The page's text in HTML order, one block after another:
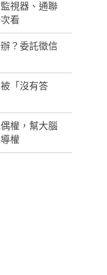
視器、通聯
看
？委託徵信
「沒有答
權，幫大腦
權